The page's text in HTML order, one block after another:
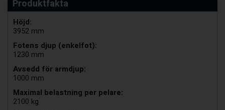
Höjd:
3952 mm
Fotens djup (enkelfot):
1230 mm
Avsedd för armdjup:
1000 mm
Maximal belastning per pelare:
2100 kg